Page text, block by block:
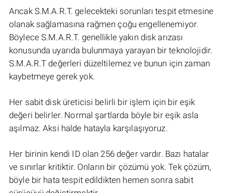
Ancak S.M.A.R.T. gelecekteki sorunları tespit etmesine
olanak sağlamasına rağmen çoğu engellenemiyor.
Böylece S.M.A.R.T. genellikle yakın disk arızası
konusunda uyarıda bulunmaya yarayan bir teknolojidir.
S.M.A.R.T değerleri düzeltilemez ve bunun için zaman
kaybetmeye gerek yok.
Her sabit disk üreticisi belirli bir işlem için bir eşik
değeri belirler. Normal şartlarda böyle bir eşik asla
aşılmaz. Aksi halde hatayla karşılaşıyoruz.
Her birinin kendi ID olan 256 değer vardır. Bazı hatalar
ve sınırlar kritiktir. Onların bir çözümü yok. Tek çözüm,
böyle bir hata tespit edildikten hemen sonra sabit